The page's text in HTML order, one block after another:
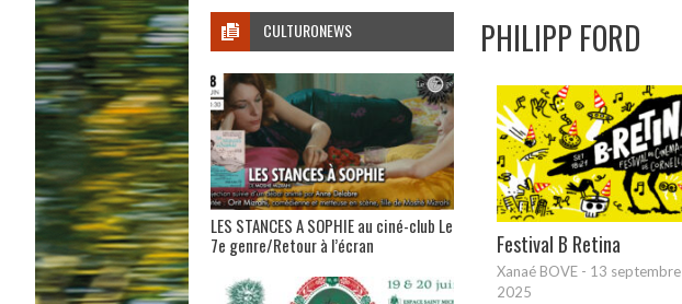
PHILIPP FORD
Festival B Retina
Xanaé BOVE - 13 septembre
2025
CULTURONEWS
LES STANCES A SOPHIE au ciné-club Le
7e genre/Retour à l’écran